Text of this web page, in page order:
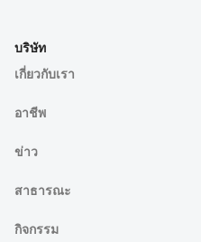
บริษัท
เกี่ยวกับเรา
อาชีพ
ข่าว
สาธารณะ
กิจกรรม